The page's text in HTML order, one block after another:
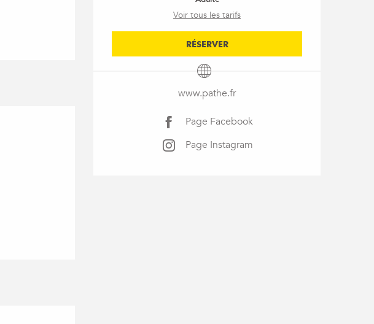
Voir tous les tarifs
RÉSERVER
www.pathe.fr
Page Facebook
Page Instagram